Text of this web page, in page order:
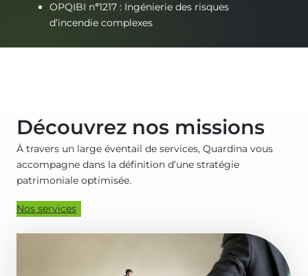
OPQIBI n°1217 : Ingénierie des risques
d’incendie complexes
Découvrez nos missions
À travers un large éventail de services, Quardina vous
accompagne dans la définition d’une stratégie
patrimoniale optimisée.
Nos services